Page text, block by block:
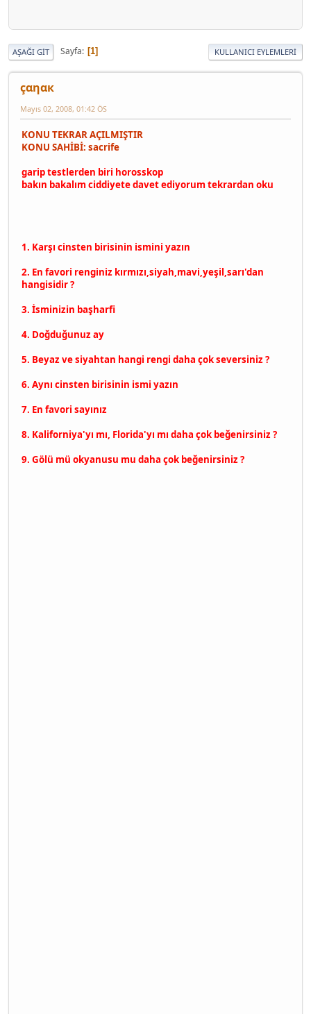
AŞAĞI GIT Sayfa 1 KULLANICI EYLEMLERI
çαηαк
Mayıs 02, 2008, 01:42 ÖS
KONU TEKRAR AÇILMIŞTIR
KONU SAHİBİ: sacrife
garip testlerden biri horosskop
bakın bakalım ciddiyete davet ediyorum tekrardan oku
1. Karşı cinsten birisinin ismini yazın
2. En favori renginiz kırmızı,siyah,mavi,yeşil,sarı'dan
hangisidir ?
3. İsminizin başharfi
4. Doğduğunuz ay
5. Beyaz ve siyahtan hangi rengi daha çok seversiniz ?
6. Aynı cinsten birisinin ismi yazın
7. En favori sayınız
8. Kaliforniya'yı mı, Florida'yı mı daha çok beğenirsiniz ?
9. Gölü mü okyanusu mu daha çok beğenirsiniz ?